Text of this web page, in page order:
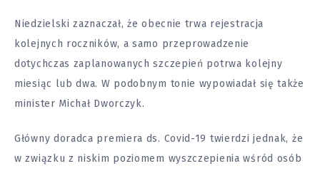
Niedzielski zaznaczał, że obecnie trwa rejestracja
kolejnych roczników, a samo przeprowadzenie
dotychczas zaplanowanych szczepień potrwa kolejny
miesiąc lub dwa. W podobnym tonie wypowiadał się także
minister Michał Dworczyk.
Główny doradca premiera ds. Covid-19 twierdzi jednak, że
w związku z niskim poziomem wyszczepienia wśród osób